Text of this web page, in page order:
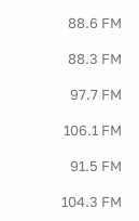
88.6 FM
88.3 FM
97.7 FM
106.1 FM
91.5 FM
104.3 FM